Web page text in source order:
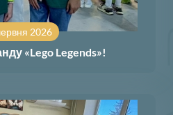
2026
«Lego Legends»!